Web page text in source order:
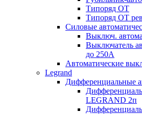
Типоряд ОТ
Типоряд ОТ
Силовые
Выключ.
Выключатель
до 250А
Автоматические
Legrand
Дифференциальные
LEGRAND 2п